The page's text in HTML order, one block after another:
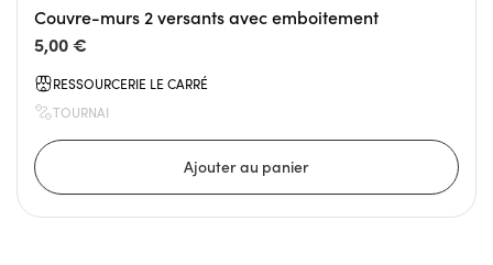
Couvre-murs 2 versants avec emboitement
5,00 €
RESSOURCERIE LE CARRÉ
TOURNAI